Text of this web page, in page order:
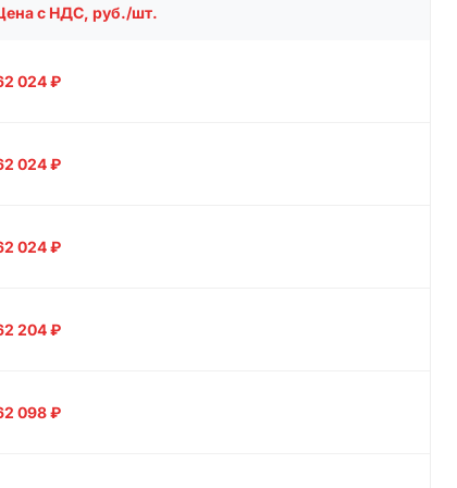
с НДС, руб./шт.
024₽
024₽
024₽
204₽
098₽